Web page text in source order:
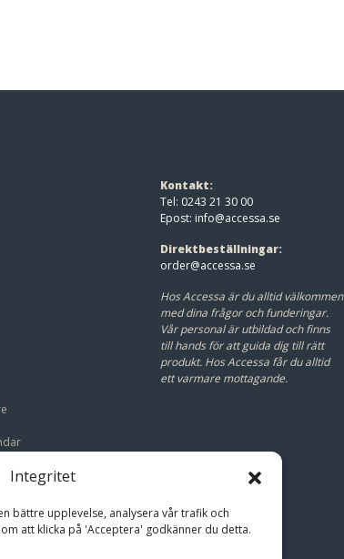
Integritet
bättre upplevelse, analysera vår trafik och
att klicka på 'Acceptera' godkänner du detta.
Kontakt:
Tel: 0243 21 30 00
Epost: info@accessa.se
Direktbeställningar:
order@accessa.se
Hos Accessa är du alltid välkommen
med dina frågor och funderingar.
Vår personal är utbildad och finns
till hands för att guida dig till rätt
produkt. Hos Accessa får du alltid
ett varmare mottagande.